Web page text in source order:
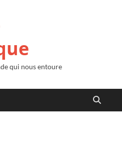
qui nous entoure